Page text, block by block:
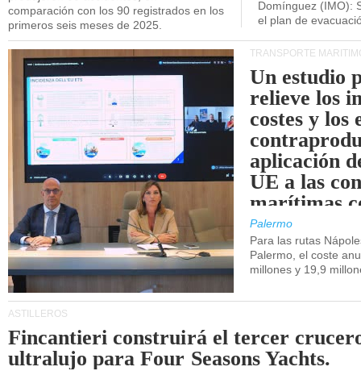
comparación con los 90 registrados en los
primeros seis meses de 2025.
Domínguez (IMO):
el plan de
TRANSPORTE
Un estudio
relieve los
costes y los
aplicación
UE a las
marítimas
de Sicilia.
Palermo
Para las rutas
Palermo, el coste
millones y 19,9
ASTILLEROS
Fincantieri construirá el tercer
ultralujo para Four Seasons Yachts.